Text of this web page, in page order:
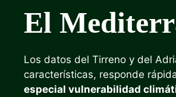
El
Los datos del Tirreno y del
características, responde
especial vulnerabilidad